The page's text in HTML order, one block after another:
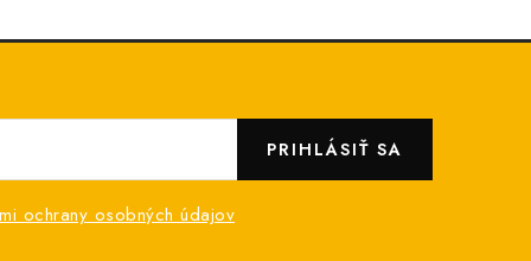
ochrany osobných údajov
PRIHLÁSIŤ SA